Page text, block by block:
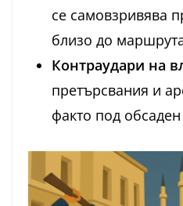
се самовзривява
близо до
Контраудари на
претърсвания и
факто под